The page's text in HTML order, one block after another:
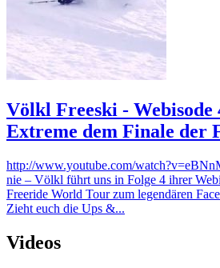
Völkl Freeski - Webisode
Extreme dem Finale der
http://www.youtube.com/
nie – Völkl führt uns in Folge 4 ihrer
Freeride World Tour zum legendären
Zieht euch die Ups &...
Videos